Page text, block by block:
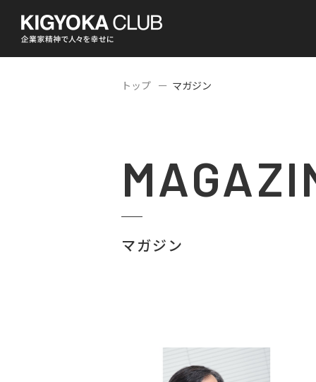
トップ マガジン
マガジン